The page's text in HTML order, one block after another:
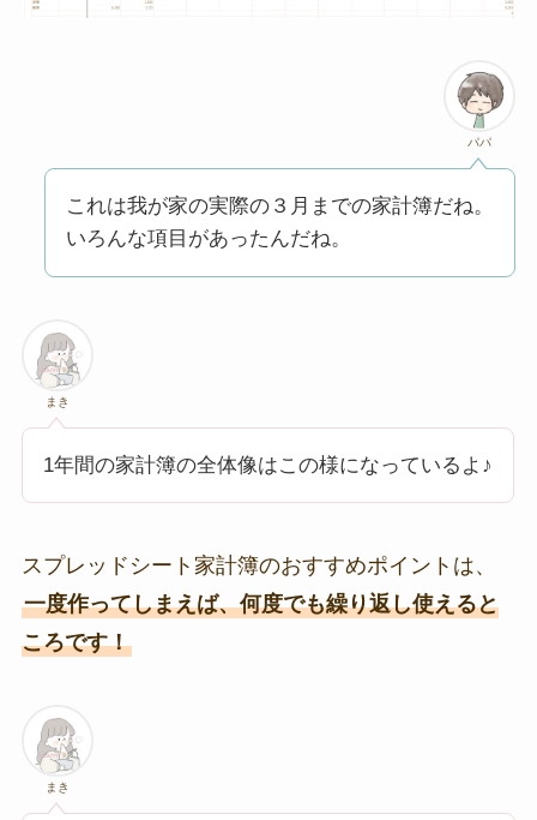
パパ
これは我が家の実際の３月までの家計簿だね。
いろんな項目があったんだね。
まき
1年間の家計簿の全体像はこの様になっているよ♪
スプレッドシート家計簿のおすすめポイントは、
一度作ってしまえば、何度でも繰り返し使えると
ころです！
まき